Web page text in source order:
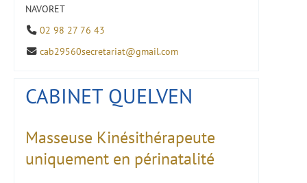
NAVORET
02 98 27 76 43
cab29560secretariat@gmail.com
CABINET QUELVEN
Masseuse Kinésithérapeute
uniquement en périnatalité